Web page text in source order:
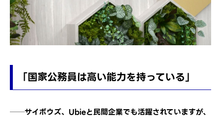
「国家公務員は高い能力を持っている」
──サイボウズ、Ubieと民間企業でも活躍されていますが、